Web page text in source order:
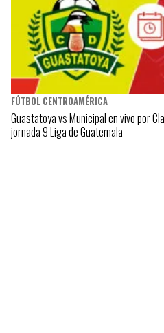
FÚTBOL CENTROAMÉRICA
Guastatoya vs Municipal en vivo por
jornada 9 Liga de Guatemala